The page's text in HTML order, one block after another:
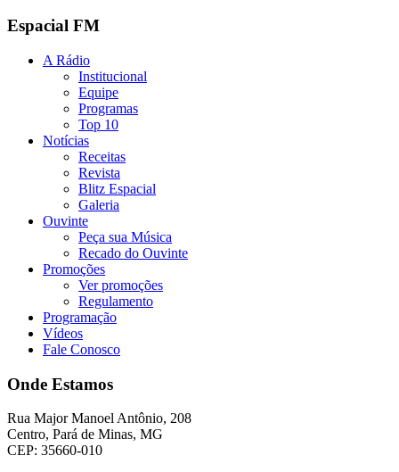
Espacial FM
A Rádio
Institucional
Equipe
Programas
Top 10
Notícias
Receitas
Revista
Blitz Espacial
Galeria
Ouvinte
Peça sua Música
Recado do Ouvinte
Promoções
Ver promoções
Regulamento
Programação
Vídeos
Fale Conosco
Onde Estamos
Rua Major Manoel Antônio, 208
Centro, Pará de Minas, MG
CEP: 35660-010